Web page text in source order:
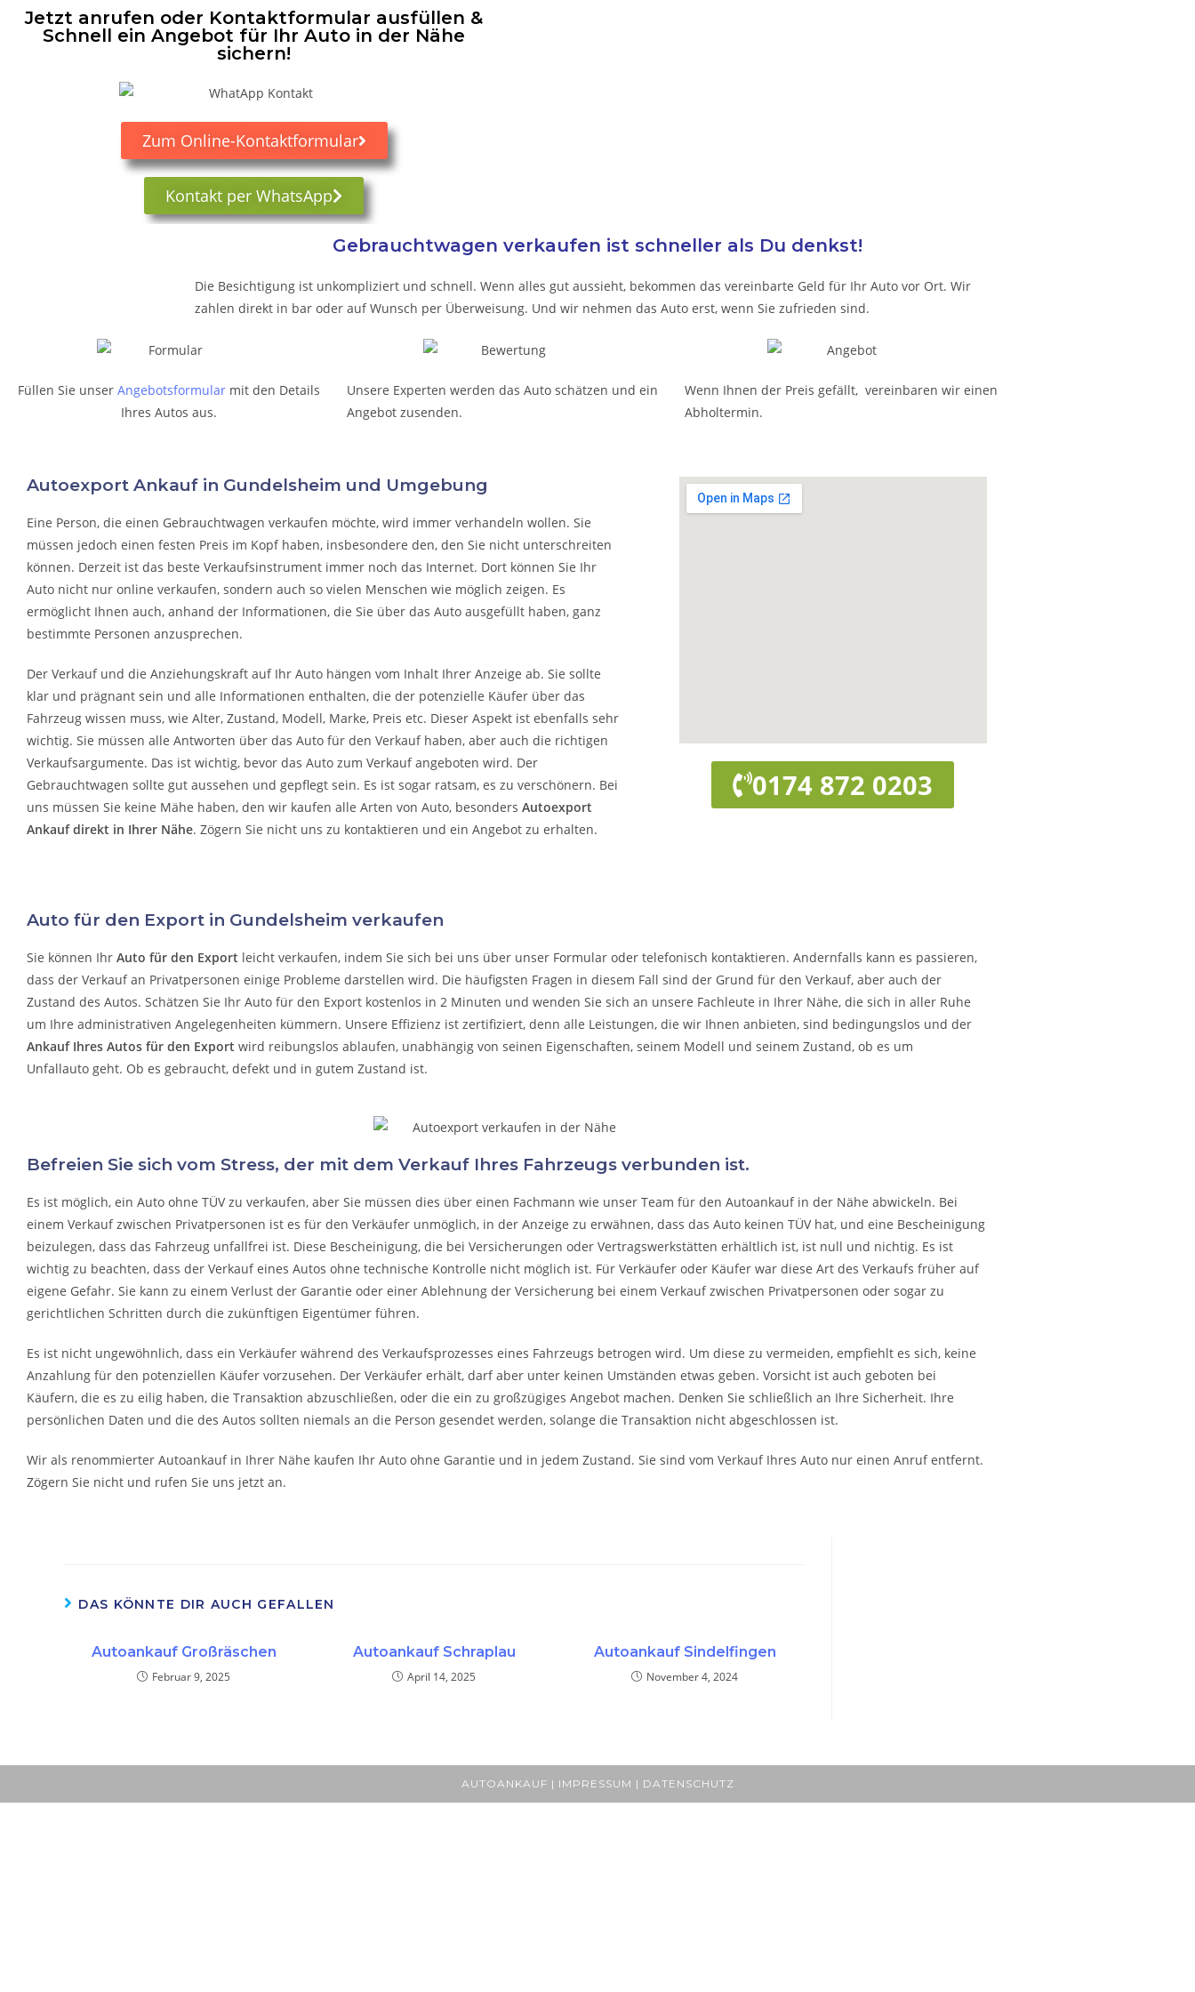
Jetzt anrufen oder Kontaktformular ausfüllen &
Schnell ein Angebot für Ihr Auto in der Nähe
sichern!
Zum Online-Kontaktformular
Kontakt per WhatsApp
Gebrauchtwagen verkaufen ist schneller als Du denkst!
Die Besichtigung ist unkompliziert und schnell. Wenn alles gut aussieht, bekommen das vereinbarte Geld für Ihr Auto vor Ort. Wir
zahlen direkt in bar oder auf Wunsch per Überweisung. Und wir nehmen das Auto erst, wenn Sie zufrieden sind.
Füllen Sie unser Angebotsformularmit den Details
Ihres Autos aus.
Unsere Experten werden das Auto schätzen und ein
Angebot zusenden.
Wenn Ihnen der Preis gefällt, vereinbaren wir einen
Abholtermin.
Autoexport Ankauf in Gundelsheim und Umgebung
Eine Person, die einen Gebrauchtwagen verkaufen möchte, wird immer verhandeln wollen. Sie
müssen jedoch einen festen Preis im Kopf haben, insbesondere den, den Sie nicht unterschreiten
können. Derzeit ist das beste Verkaufsinstrument immer noch das Internet. Dort können Sie Ihr
Auto nicht nur online verkaufen, sondern auch so vielen Menschen wie möglich zeigen. Es
ermöglicht Ihnen auch, anhand der Informationen, die Sie über das Auto ausgefüllt haben, ganz
bestimmte Personen anzusprechen.
Der Verkauf und die Anziehungskraft auf Ihr Auto hängen vom Inhalt Ihrer Anzeige ab. Sie sollte
klar und prägnant sein und alle Informationen enthalten, die der potenzielle Käufer über das
Fahrzeug wissen muss, wie Alter, Zustand, Modell, Marke, Preis etc. Dieser Aspekt ist ebenfalls sehr
wichtig. Sie müssen alle Antworten über das Auto für den Verkauf haben, aber auch die richtigen
Verkaufsargumente. Das ist wichtig, bevor das Auto zum Verkauf angeboten wird. Der
Gebrauchtwagen sollte gut aussehen und gepflegt sein. Es ist sogar ratsam, es zu verschönern. Bei
uns müssen Sie keine Mähe haben, den wir kaufen alle Arten von Auto, besonders Autoexport
Ankauf direkt in Ihrer Nähe. Zögern Sie nicht uns zu kontaktieren und ein Angebot zu erhalten.
0174 872 0203
Auto für den Export in Gundelsheim verkaufen
Sie können Ihr Auto für den Export leicht verkaufen, indem Sie sich bei uns über unser Formular oder telefonisch kontaktieren. Andernfalls kann es passieren,
dass der Verkauf an Privatpersonen einige Probleme darstellen wird. Die häufigsten Fragen in diesem Fall sind der Grund für den Verkauf, aber auch der
Zustand des Autos. Schätzen Sie Ihr Auto für den Export kostenlos in 2 Minuten und wenden Sie sich an unsere Fachleute in Ihrer Nähe, die sich in aller Ruhe
um Ihre administrativen Angelegenheiten kümmern. Unsere Effizienz ist zertifiziert, denn alle Leistungen, die wir Ihnen anbieten, sind bedingungslos und der
Ankauf Ihres Autos für den Export wird reibungslos ablaufen, unabhängig von seinen Eigenschaften, seinem Modell und seinem Zustand, ob es um
Unfallauto geht. Ob es gebraucht, defekt und in gutem Zustand ist.
Befreien Sie sich vom Stress, der mit dem Verkauf Ihres Fahrzeugs verbunden ist.
Es ist möglich, ein Auto ohne TÜV zu verkaufen, aber Sie müssen dies über einen Fachmann wie unser Team für den Autoankauf in der Nähe abwickeln. Bei
einem Verkauf zwischen Privatpersonen ist es für den Verkäufer unmöglich, in der Anzeige zu erwähnen, dass das Auto keinen TÜV hat, und eine Bescheinigung
beizulegen, dass das Fahrzeug unfallfrei ist. Diese Bescheinigung, die bei Versicherungen oder Vertragswerkstätten erhältlich ist, ist null und nichtig. Es ist
wichtig zu beachten, dass der Verkauf eines Autos ohne technische Kontrolle nicht möglich ist. Für Verkäufer oder Käufer war diese Art des Verkaufs früher auf
eigene Gefahr. Sie kann zu einem Verlust der Garantie oder einer Ablehnung der Versicherung bei einem Verkauf zwischen Privatpersonen oder sogar zu
gerichtlichen Schritten durch die zukünftigen Eigentümer führen.
Es ist nicht ungewöhnlich, dass ein Verkäufer während des Verkaufsprozesses eines Fahrzeugs betrogen wird. Um diese zu vermeiden, empfiehlt es sich, keine
Anzahlung für den potenziellen Käufer vorzusehen. Der Verkäufer erhält, darf aber unter keinen Umständen etwas geben. Vorsicht ist auch geboten bei
Käufern, die es zu eilig haben, die Transaktion abzuschließen, oder die ein zu großzügiges Angebot machen. Denken Sie schließlich an Ihre Sicherheit. Ihre
persönlichen Daten und die des Autos sollten niemals an die Person gesendet werden, solange die Transaktion nicht abgeschlossen ist.
Wir als renommierter Autoankauf in Ihrer Nähe kaufen Ihr Auto ohne Garantie und in jedem Zustand. Sie sind vom Verkauf Ihres Auto nur einen Anruf entfernt.
Zögern Sie nicht und rufen Sie uns jetzt an.
DAS KÖNNTE DIR AUCH GEFALLEN
Autoankauf Großräschen
Februar 9, 2025
Autoankauf Schraplau
April 14, 2025
Autoankauf Sindelfingen
November 4, 2024
AUTOANKAUF | IMPRESSUM | DATENSCHUTZ